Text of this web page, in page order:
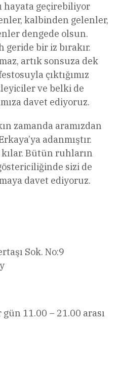
hayata geçirebiliyor
kalbinden gelenler,
dengede olsun.
bir iz bırakır.
artık sonsuza dek
çıktığımız
ve belki de
davet ediyoruz.
zamanda aramızdan
adanmıştır.
Bütün ruhların
sizi de
davet ediyoruz.
Sok. No:9
11.00 – 21.00 arası